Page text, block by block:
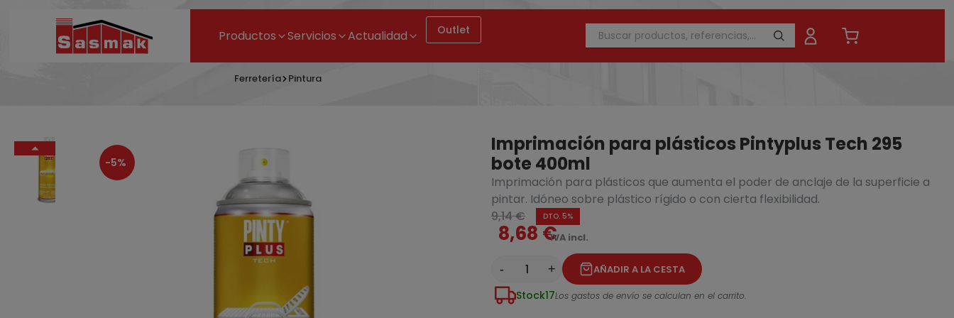
Productos Servicios Actualidad Outlet
Ferretería Pintura
-5%
Imprimación para plásticos Pintyplus Tech 295
bote 400ml
Imprimación para plásticos que aumenta el poder de anclaje de la superficie a
pintar. Idóneo sobre plástico rígido o con cierta flexibilidad.
9,14 €
DTO. 5%
8,68 €IVA incl.
- + AÑADIR A LA CESTA
Stock17Los gastos de envío se calculan en el carrito.
Pintura orgánica mineral Kerakoll Kerakover Silox Pittura BC bote 14L